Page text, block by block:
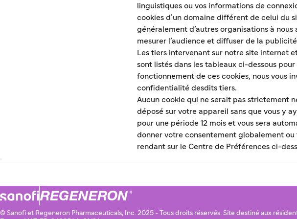
linguistiques ou vos informations de
cookies d’un domaine différent de celui du
généralement d’autres organisations à
mesurer l’audience et diffuser de la
Les tiers intervenant sur notre site internet
sont listés dans les tableaux ci-dessous
fonctionnement de ces cookies, nous vous
confidentialité desdits tiers.
Aucun cookie qui ne serait pas strictement
déposé sur votre appareil sans que vous y
pour une période 12 mois et vous sera
donner votre consentement globalement
rendant sur le Centre de Préférences ci-
© Sanofi et Regeneron Pharmaceuticals, Inc. 2025 - Tous droits réservés. Site destiné aux